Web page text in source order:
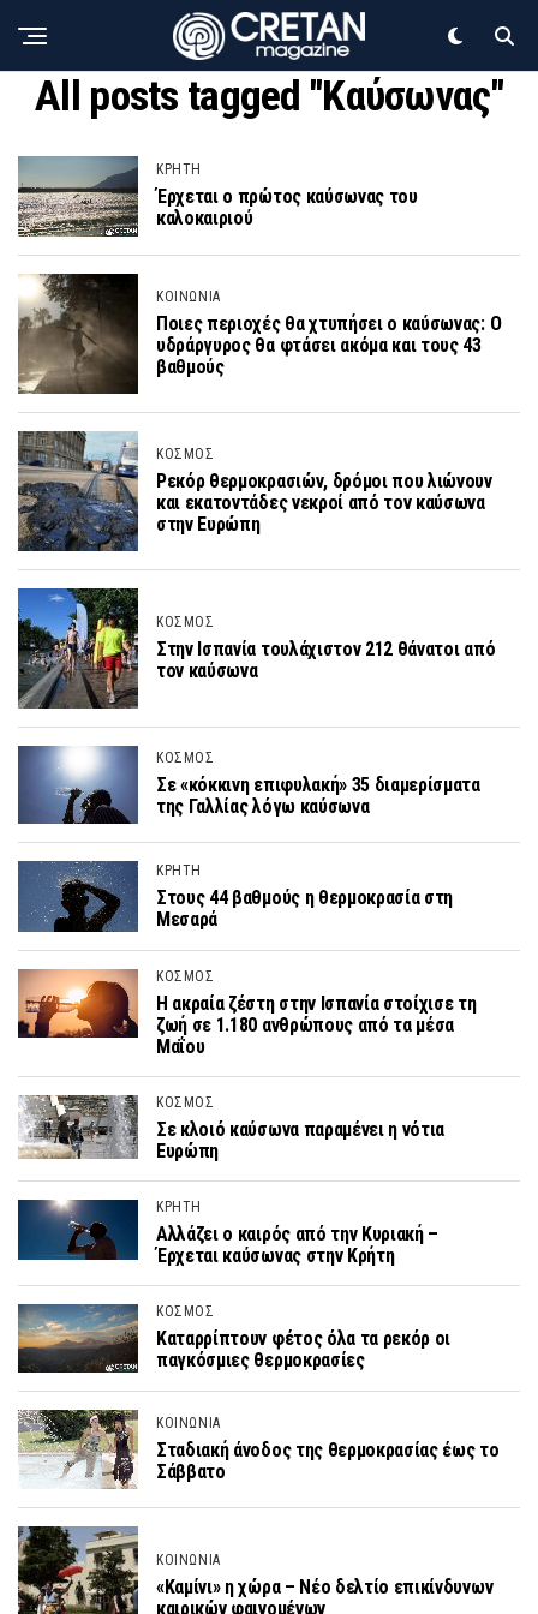
All posts tagged "Καύσωνας"
ΚΡΗΤΗ
Έρχεται ο πρώτος καύσωνας του
καλοκαιριού
ΚΟΙΝΩΝΙΑ
Ποιες περιοχές θα χτυπήσει ο καύσωνας: Ο
υδράργυρος θα φτάσει ακόμα και τους 43
βαθμούς
ΚΟΣΜΟΣ
Ρεκόρ θερμοκρασιών, δρόμοι που λιώνουν
και εκατοντάδες νεκροί από τον καύσωνα
στην Ευρώπη
ΚΟΣΜΟΣ
Στην Ισπανία τουλάχιστον 212 θάνατοι από
τον καύσωνα
ΚΟΣΜΟΣ
Σε «κόκκινη επιφυλακή» 35 διαμερίσματα
της Γαλλίας λόγω καύσωνα
ΚΡΗΤΗ
Στους 44 βαθμούς η θερμοκρασία στη
Μεσαρά
ΚΟΣΜΟΣ
Η ακραία ζέστη στην Ισπανία στοίχισε τη
ζωή σε 1.180 ανθρώπους από τα μέσα
Μαΐου
ΚΟΣΜΟΣ
Σε κλοιό καύσωνα παραμένει η νότια
Ευρώπη
ΚΡΗΤΗ
Αλλάζει ο καιρός από την Κυριακή –
Έρχεται καύσωνας στην Κρήτη
ΚΟΣΜΟΣ
Καταρρίπτουν φέτος όλα τα ρεκόρ οι
παγκόσμιες θερμοκρασίες
ΚΟΙΝΩΝΙΑ
Σταδιακή άνοδος της θερμοκρασίας έως το
Σάββατο
ΚΟΙΝΩΝΙΑ
«Καμίνι» η χώρα – Νέο δελτίο επικίνδυνων
καιρικών φαινομένων